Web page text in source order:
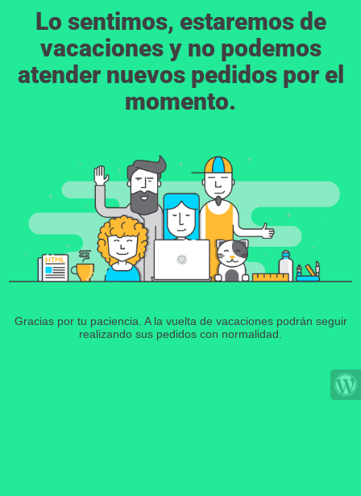
Lo sentimos, estaremos de
vacaciones y no podemos
atender nuevos pedidos por el
momento.
Gracias por tu paciencia. A la vuelta de vacaciones podrán seguir
realizando sus pedidos con normalidad.